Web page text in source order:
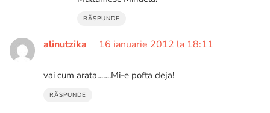
RĂSPUNDE
alinutzika 16 ianuarie 2012 la 18:11
vai cum arata…….Mi-e pofta deja!
RĂSPUNDE